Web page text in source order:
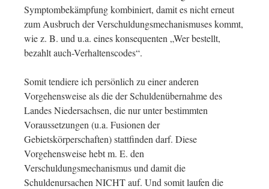
Symptombekämpfung kombiniert, damit es nicht erneut
zum Ausbruch der Verschuldungsmechanismuses kommt,
wie z. B. und u.a. eines konsequenten „Wer bestellt,
bezahlt auch-Verhaltenscodes“.
Somit tendiere ich persönlich zu einer anderen
Vorgehensweise als die der Schuldenübernahme des
Landes Niedersachsen, die nur unter bestimmten
Voraussetzungen (u.a. Fusionen der
Gebietskörperschaften) stattfinden darf. Diese
Vorgehensweise hebt m. E. den
Verschuldungsmechanismus und damit die
Schuldenursachen NICHT auf. Und somit laufen die